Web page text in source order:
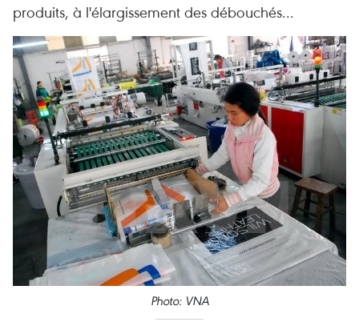
produits, ​à l'élargissement des débouchés...
Photo: VNA